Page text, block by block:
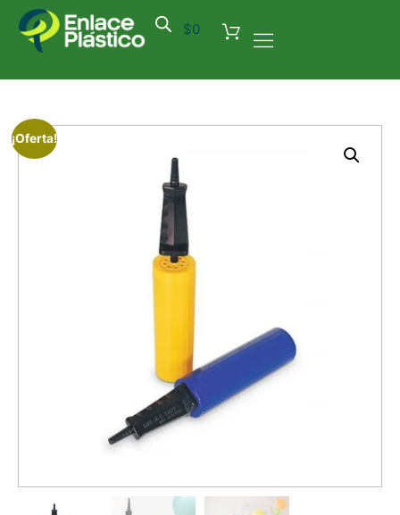
$0
¡Oferta!